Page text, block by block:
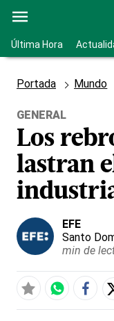
Última Hora
Portada Mundo
GENERAL
Los
lastran
EFE
Santo
min de